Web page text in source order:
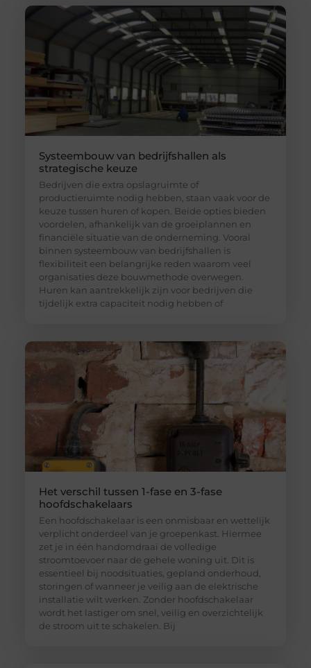
Systeembouw van bedrijfshallen als
strategische keuze
Bedrijven die extra opslagruimte of
productieruimte nodig hebben, staan vaak voor de
keuze tussen huren of kopen. Beide opties bieden
voordelen, afhankelijk van de groeiplannen en
financiële situatie van de onderneming. Vooral
binnen systeembouw van bedrijfshallen is
flexibiliteit een belangrijke reden waarom veel
organisaties deze bouwmethode overwegen.
Huren kan aantrekkelijk zijn voor bedrijven die
tijdelijk extra capaciteit nodig hebben of
Het verschil tussen 1-fase en 3-fase
hoofdschakelaars
Een hoofdschakelaar is een onmisbaar en wettelijk
verplicht onderdeel van je groepenkast. Hiermee
zet je in één handomdraai de volledige
stroomtoevoer naar de gehele woning uit. Dit is
essentieel bij noodsituaties, gepland onderhoud,
storingen of wanneer je veilig aan de elektrische
installatie wilt werken. Zonder hoofdschakelaar
wordt het lastiger om snel, veilig en overzichtelijk
de stroom uit te schakelen. Bij